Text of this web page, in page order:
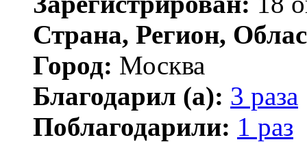
Страна, Регион,
Город: Москва
Благодарил (а): 3 раза
Поблагодарили: 1 раз